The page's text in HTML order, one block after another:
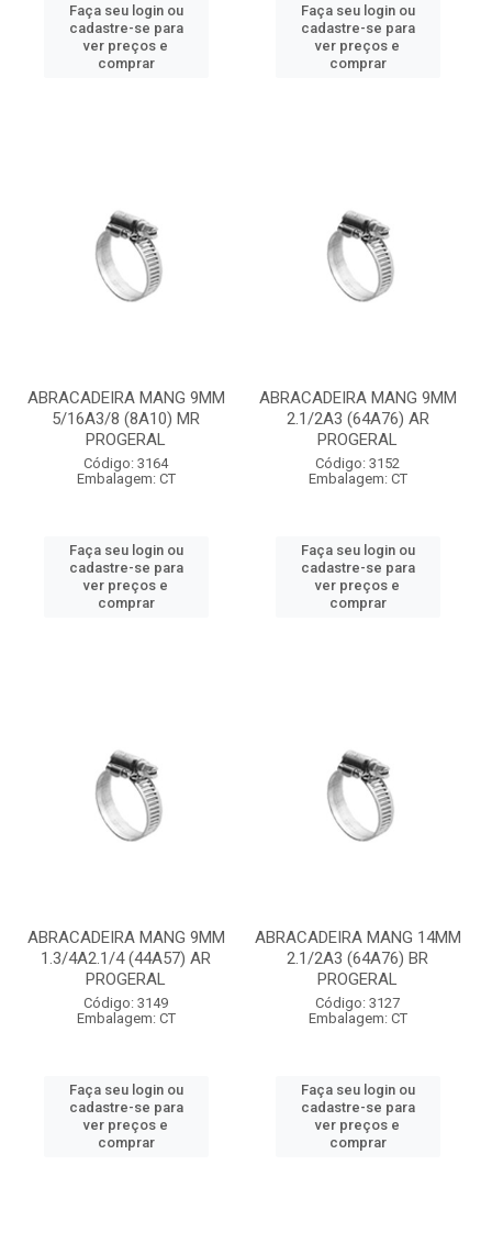
Faça seu login ou
cadastre-se para
ver preços e
comprar
Faça seu login ou
cadastre-se para
ver preços e
comprar
ABRACADEIRA MANG 9MM
5/16A3/8 (8A10) MR
PROGERAL
Código: 3164
Embalagem: CT
Faça seu login ou
cadastre-se para
ver preços e
comprar
ABRACADEIRA MANG 9MM
2.1/2A3 (64A76) AR
PROGERAL
Código: 3152
Embalagem: CT
Faça seu login ou
cadastre-se para
ver preços e
comprar
ABRACADEIRA MANG 9MM
1.3/4A2.1/4 (44A57) AR
PROGERAL
Código: 3149
Embalagem: CT
Faça seu login ou
cadastre-se para
ver preços e
comprar
ABRACADEIRA MANG 14MM
2.1/2A3 (64A76) BR
PROGERAL
Código: 3127
Embalagem: CT
Faça seu login ou
cadastre-se para
ver preços e
comprar